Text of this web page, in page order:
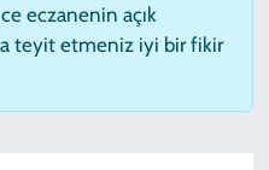
eczanenin açık
teyit etmeniz iyi bir fikir